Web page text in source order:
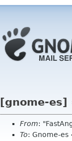
[gnome-es]
From:
To: Gnome-